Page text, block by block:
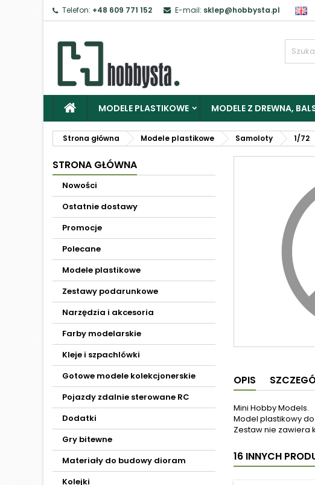
Telefon: +48 609 771 152 E-mail: sklep@hobbysta.pl
MODELE PLASTIKOWE MODELE Z DREWNA,
Strona główna Modele plastikowe Samoloty 1/72
STRONA GŁÓWNA
Nowości
Ostatnie dostawy
Promocje
Polecane
Modele plastikowe
Zestawy podarunkowe
Narzędzia i akcesoria
Farby modelarskie
Kleje i szpachlówki
Gotowe modele kolekcjonerskie
Pojazdy zdalnie sterowane RC
Dodatki
Gry bitewne
Materiały do budowy dioram
Kolejki
OPIS
Mini Hobby Models.
Model plastikowy
Zestaw nie zawiera
16 INNYCH